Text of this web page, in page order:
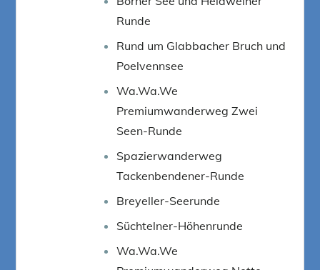
Runde
Rund um Glabbacher Bruch und
Poelvennsee
Wa.Wa.We
Premiumwanderweg Zwei
Seen-Runde
Spazierwanderweg
Tackenbendener-Runde
Breyeller-Seerunde
Süchtelner-Höhenrunde
Wa.Wa.We